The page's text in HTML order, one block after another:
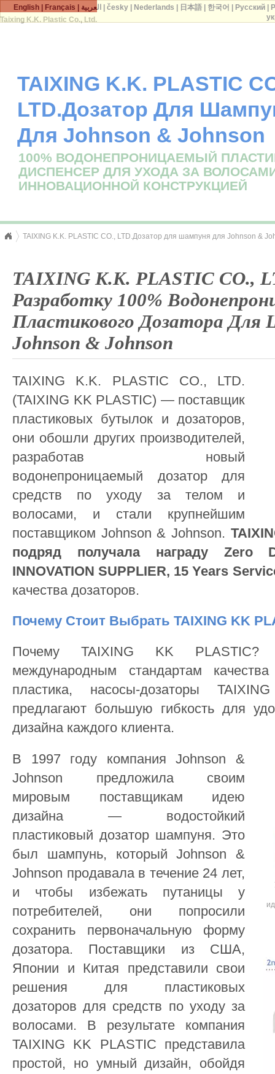
Taixing K.K. Plastic Co., Ltd.
TAIXING K.K. PLASTIC
LTD.Дозатор Для
Для Johnson & Johnson
100% ВОДОНЕПРОНИЦАЕМЫЙ
ДИСПЕНСЕР ДЛЯ УХОДА ЗА
ИННОВАЦИОННОЙ КОНСТРУКЦИЕЙ
TAIXING K.K. PLASTIC CO., LTD.Дозатор для шампуня для Johnson &
TAIXING K.K. PLASTIC CO.,
Разработку 100%
Пластикового Дозатора
Johnson & Johnson
TAIXING K.K. PLASTIC CO., LTD.
(TAIXING KK PLASTIC) — поставщик
пластиковых бутылок и дозаторов,
они обошли других производителей,
разработав новый
водонепроницаемый дозатор для
средств по уходу за телом и
волосами, и стали крупнейшим
поставщиком Johnson & Johnson.
подряд получала награду Zero
INNOVATION SUPPLIER, 15 Years
качества дозаторов.
Почему Стоит Выбрать TAIXING KK
Почему TAIXING KK PLASTIC?
международным стандартам
пластика, насосы-дозаторы
предлагают большую гибкость для
дизайна каждого клиента.
В 1997 году компания Johnson &
Johnson предложила своим
мировым поставщикам идею
дизайна — водостойкий
пластиковый дозатор шампуня. Это
был шампунь, который Johnson &
Johnson продавала в течение 24 лет,
и чтобы избежать путаницы у
потребителей, они попросили
сохранить первоначальную форму
дозатора. Поставщики из США,
Японии и Китая представили свои
решения для пластиковых
дозаторов для средств по уходу за
волосами. В результате компания
TAIXING KK PLASTIC представила
простой, но умный дизайн, обойдя
English Français العربية |česky Nederlands 日本語 한국어 Русский